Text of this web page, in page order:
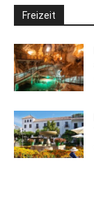
Freizeit